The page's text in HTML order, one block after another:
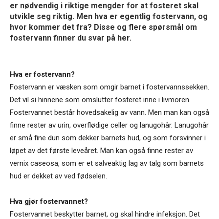
er nødvendig i riktige mengder for at fosteret skal
utvikle seg riktig. Men hva er egentlig fostervann, og
hvor kommer det fra? Disse og flere spørsmål om
fostervann finner du svar på her.
Hva er fostervann?
Fostervann er væsken som omgir barnet i fostervannssekken.
Det vil si hinnene som omslutter fosteret inne i livmoren.
Fostervannet består hovedsakelig av vann. Men man kan også
finne rester av urin, overflødige celler og lanugohår. Lanugohår
er små fine dun som dekker barnets hud, og som forsvinner i
løpet av det første leveåret. Man kan også finne rester av
vernix caseosa, som er et salveaktig lag av talg som barnets
hud er dekket av ved fødselen.
Hva gjør fostervannet?
Fostervannet beskytter barnet, og skal hindre infeksjon. Det